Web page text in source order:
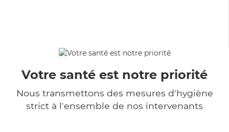
Votre santé est notre priorité
Nous transmettons des mesures d'hygiène
strict à l'ensemble de nos intervenants